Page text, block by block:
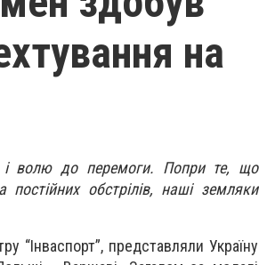
на
і волю до перемоги. Попри те, що
обстрілів, наші земляки
“Інваспорт”, представляли Україну